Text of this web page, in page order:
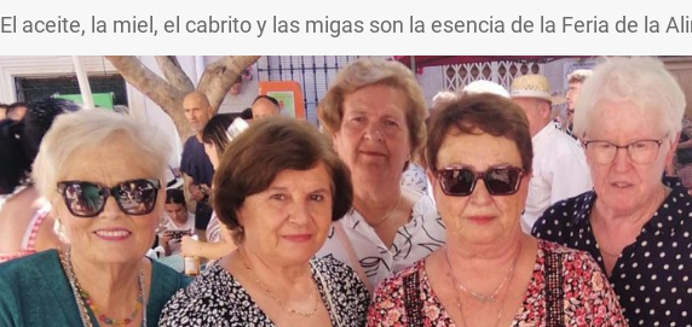
El aceite, la miel, el cabrito y las migas son la esencia de la Feria de la